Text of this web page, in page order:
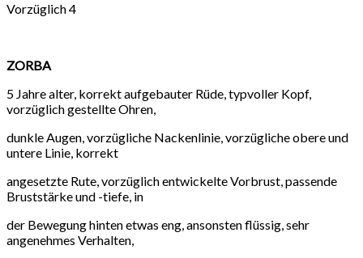
Vorzüglich 4
ZORBA
5 Jahre alter, korrekt aufgebauter Rüde, typvoller Kopf,
vorzüglich gestellte Ohren,
dunkle Augen, vorzügliche Nackenlinie, vorzügliche obere und
untere Linie, korrekt
angesetzte Rute, vorzüglich entwickelte Vorbrust, passende
Bruststärke und -tiefe, in
der Bewegung hinten etwas eng, ansonsten flüssig, sehr
angenehmes Verhalten,